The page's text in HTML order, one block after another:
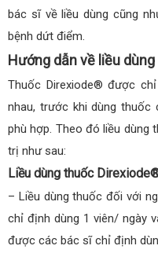
bác sĩ về liều dùng cũng
bệnh dứt điểm.
Hướng dẫn về liều
Thuốc Direxiode® được
nhau, trước khi dùng
phù hợp. Theo đó liều dùng
trị như sau:
Liều dùng thuốc
– Liều dùng thuốc đối với
chỉ định dùng 1 viên/ ngày
được các bác sĩ chỉ định